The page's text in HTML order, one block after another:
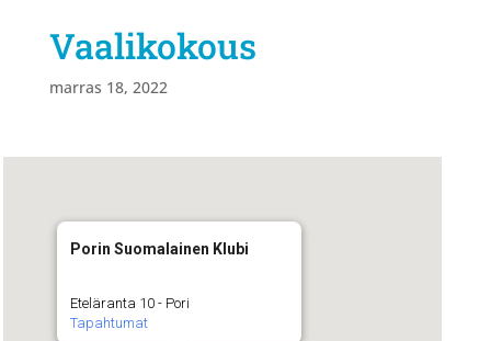
Vaalikokous
marras 18, 2022
Porin Suomalainen Klubi
Eteläranta 10 - Pori
Tapahtumat